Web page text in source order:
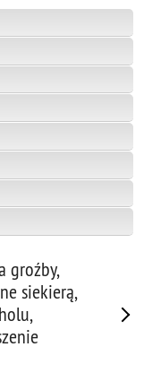
groźby,
siekierą,